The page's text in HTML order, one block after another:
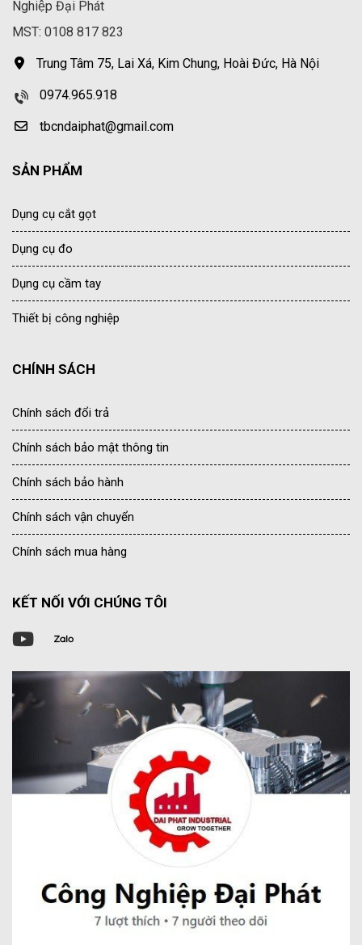
Nghiệp Đại Phát
MST: 0108 817 823
Trung Tâm 75, Lai Xá, Kim Chung, Hoài Đức, Hà Nội
0974.965.918
tbcndaiphat@gmail.com
SẢN PHẨM
Dụng cụ cắt gọt
Dụng cụ đo
Dụng cụ cầm tay
Thiết bị công nghiệp
CHÍNH SÁCH
Chính sách đổi trả
Chính sách bảo mật thông tin
Chính sách bảo hành
Chính sách vận chuyển
Chính sách mua hàng
KẾT NỐI VỚI CHÚNG TÔI